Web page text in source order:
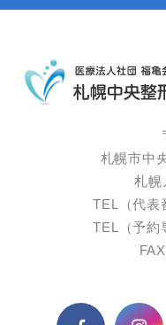
札幌市中
札幌
TEL（代表
TEL（予約